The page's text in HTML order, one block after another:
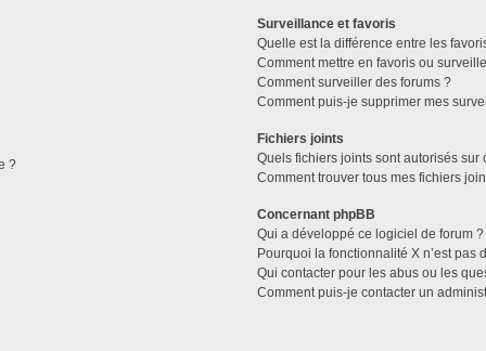
?
Surveillance et favoris
Quelle est la différence entre les
Comment mettre en favoris ou
Comment surveiller des forums ?
Comment puis-je supprimer mes
Fichiers joints
Quels fichiers joints sont autorisés sur
Comment trouver tous mes fichiers
Concernant phpBB
Qui a développé ce logiciel de forum ?
Pourquoi la fonctionnalité X n’est pas
Qui contacter pour les abus ou les
Comment puis-je contacter un